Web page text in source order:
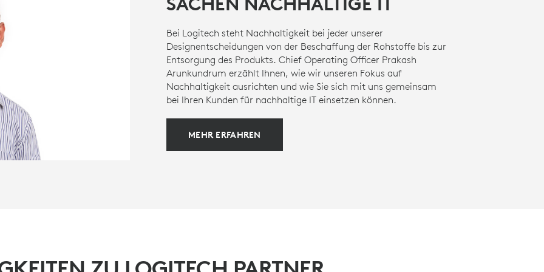
Bei Logitech steht Nachhaltigkeit bei jeder unserer
Designentscheidungen von der Beschaffung der Rohstoffe bis zur
Entsorgung des Produkts. Chief Operating Officer Prakash
Arunkundrum erzählt Ihnen, wie wir unseren Fokus auf
Nachhaltigkeit ausrichten und wie Sie sich mit uns gemeinsam
bei Ihren Kunden für nachhaltige IT einsetzen können.
MEHR ERFAHREN